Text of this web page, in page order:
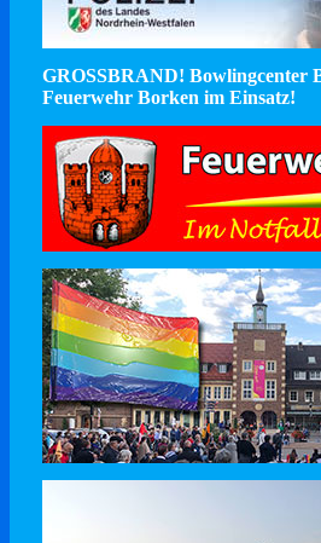
GROSSBRAND! Bowlingcenter
Feuerwehr Borken im Einsatz!